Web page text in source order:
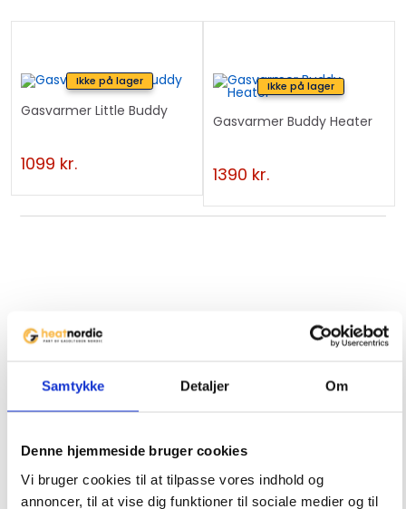
Samtykke Detaljer Om
Denne hjemmeside bruger cookies
Vi bruger cookies til at tilpasse vores indhold og
annoncer, til at vise dig funktioner til sociale medier og til
Ikke på lager
Gasvarmer Little Buddy
1099 kr.
Ikke på lager
Gasvarmer Buddy Heater
1390 kr.
Sporgsmål og svar
info@heatnordic.dk
Åbningstider Kundeservice